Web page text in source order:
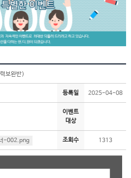
보완반）
등록일 2025-04-08
이벤트
대상
-002.png 조회수 1313